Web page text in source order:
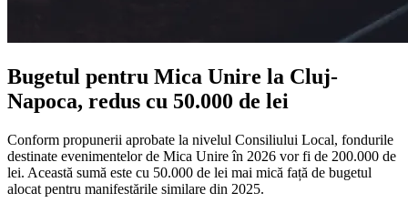
Bugetul pentru Mica Unire la Cluj-
Napoca, redus cu 50.000 de lei
Conform propunerii aprobate la nivelul Consiliului Local, fondurile
destinate evenimentelor de Mica Unire în 2026 vor fi de 200.000 de
lei. Această sumă este cu 50.000 de lei mai mică față de bugetul
alocat pentru manifestările similare din 2025.